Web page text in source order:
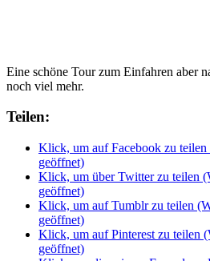
Eine schöne Tour zum Einfahren aber
noch viel mehr.
Teilen:
Klick, um auf Facebook zu teilen
geöffnet)
Klick, um über Twitter zu teilen
geöffnet)
Klick, um auf Tumblr zu teilen
geöffnet)
Klick, um auf Pinterest zu teilen
geöffnet)